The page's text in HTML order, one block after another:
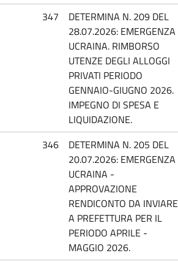
347
DETERMINA N. 209 DEL
28.07.2026: EMERGENZA
UCRAINA. RIMBORSO
UTENZE DEGLI ALLOGGI
PRIVATI PERIODO
GENNAIO-GIUGNO 2026.
IMPEGNO DI SPESA E
LIQUIDAZIONE.
346
DETERMINA N. 205 DEL
20.07.2026: EMERGENZA
UCRAINA -
APPROVAZIONE
RENDICONTO DA INVIARE
A PREFETTURA PER IL
PERIODO APRILE -
MAGGIO 2026.